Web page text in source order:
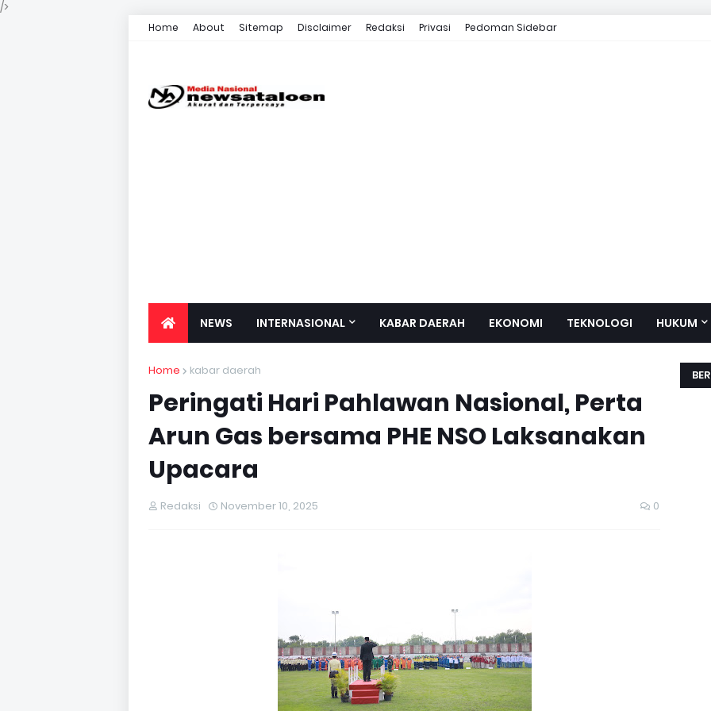
/>
Home About Sitemap Disclaimer Redaksi Privasi Pedoman Sidebar
NEWS INTERNASIONAL KABAR DAERAH EKONOMI TEKNOLOGI HUKUM
Home kabar daerah
Peringati Hari Pahlawan Nasional, Perta
Arun Gas bersama PHE NSO Laksanakan
Upacara
Redaksi November 10, 2025 0